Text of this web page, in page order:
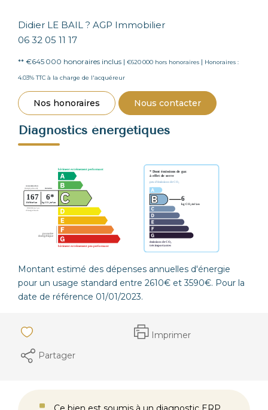
Didier LE BAIL ? AGP Immobilier
06 32 05 11 17
** €645 000 honoraires inclus | €620 000 hors honoraires | Honoraires :
4.03% TTC à la charge de l'acquéreur
Nos honoraires Nous contacter
Diagnostics énergétiques
Montant estimé des dépenses annuelles d'énergie
pour un usage standard entre 2610€ et 3590€. Pour la
date de référence 01/01/2023.
Imprimer
Partager